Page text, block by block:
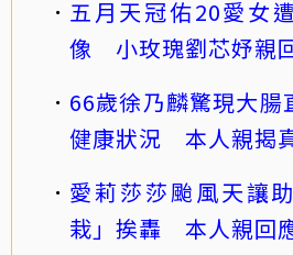
五月天冠佑20愛女
像 小玫瑰劉芯妤親
66歲徐乃麟驚現大腸
健康狀況 本人親揭
愛莉莎莎颱風天讓
栽」挨轟 本人親回